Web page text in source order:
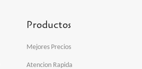
Productos
Mejores Precios
Atencion Rapida